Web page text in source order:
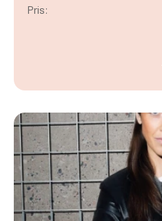
Pris: